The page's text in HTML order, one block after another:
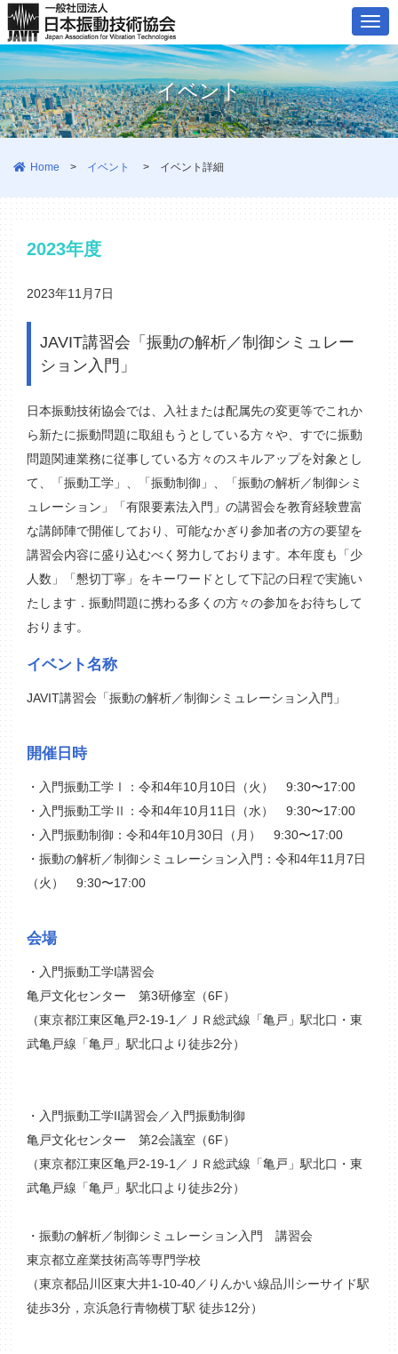
ナ
ビ
ー
シ
イベント
Home > イベント > イベント詳細
2023年度
2023年11月7日
JAVIT講習会「振動の解析／制御シミュレー
ション入門」
日本振動技術協会では、入社または配属先の変更等でこれか
ら新たに振動問題に取組もうとしている方々や、すでに振動
問題関連業務に従事している方々のスキルアップを対象とし
て、「振動工学」、「振動制御」、「振動の解析／制御シミ
ュレーション」「有限要素法入門」の講習会を教育経験豊富
な講師陣で開催しており、可能なかぎり参加者の方の要望を
講習会内容に盛り込むべく努力しております。本年度も「少
人数」「懇切丁寧」をキーワードとして下記の日程で実施い
たします．振動問題に携わる多くの方々の参加をお待ちして
おります。
イベント名称
JAVIT講習会「振動の解析／制御シミュレーション入門」
開催日時
・入門振動工学Ⅰ：令和4年10月10日（火） 9:30〜17:00
・入門振動工学Ⅱ：令和4年10月11日（水） 9:30〜17:00
・入門振動制御：令和4年10月30日（月） 9:30〜17:00
・振動の解析／制御シミュレーション入門：令和4年11月7日
（火） 9:30〜17:00
会場
・入門振動工学I講習会
亀戸文化センター 第3研修室（6F）
（東京都江東区亀戸2-19-1／ＪＲ総武線「亀戸」駅北口・東
武亀戸線「亀戸」駅北口より徒歩2分）
・入門振動工学II講習会／入門振動制御
亀戸文化センター 第2会議室（6F）
（東京都江東区亀戸2-19-1／ＪＲ総武線「亀戸」駅北口・東
武亀戸線「亀戸」駅北口より徒歩2分）
・振動の解析／制御シミュレーション入門 講習会
東京都立産業技術高等専門学校
（東京都品川区東大井1-10-40／りんかい線品川シーサイド駅
徒歩3分，京浜急行青物横丁駅 徒歩12分）